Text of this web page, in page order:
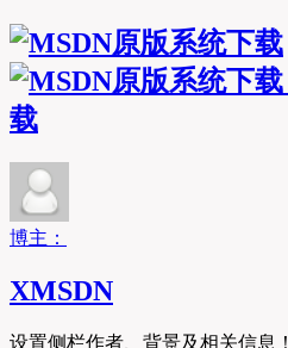
载
博主：
XMSDN
设置侧栏作者、背景及相关信息！